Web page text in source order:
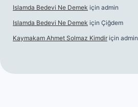
Islamda Bedevi Ne Demek için admin
Islamda Bedevi Ne Demek için Çiğdem
Kaymakam Ahmet Solmaz Kimdir için admin